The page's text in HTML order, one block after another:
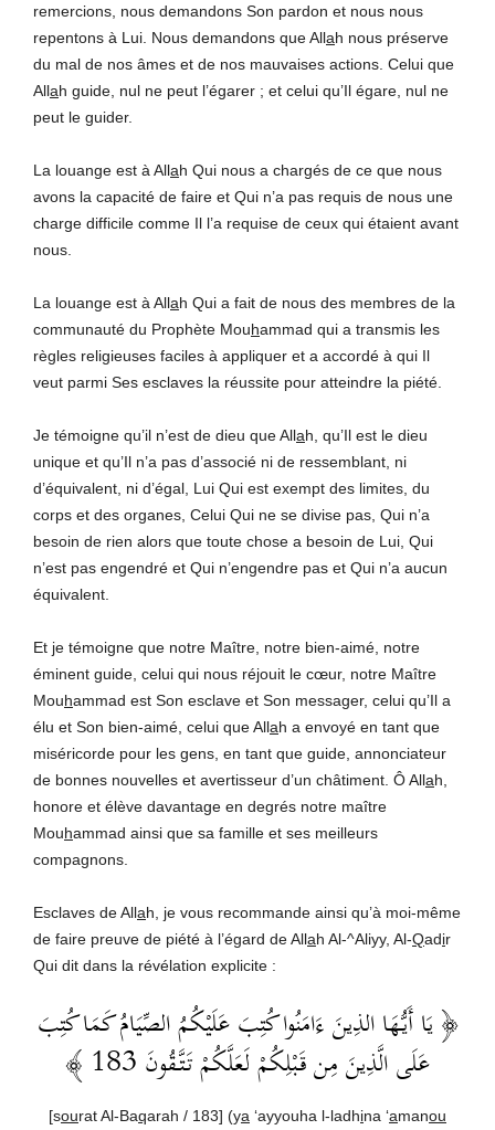
remercions, nous demandons Son pardon et nous nous
repentons à Lui. Nous demandons que Allah nous préserve
du mal de nos âmes et de nos mauvaises actions. Celui que
Allah guide, nul ne peut l’égarer ; et celui qu’Il égare, nul ne
peut le guider.
La louange est à Allah Qui nous a chargés de ce que nous
avons la capacité de faire et Qui n’a pas requis de nous une
charge difficile comme Il l’a requise de ceux qui étaient avant
nous.
La louange est à Allah Qui a fait de nous des membres de la
communauté du Prophète Mouhammad qui a transmis les
règles religieuses faciles à appliquer et a accordé à qui Il
veut parmi Ses esclaves la réussite pour atteindre la piété.
Je témoigne qu’il n’est de dieu que Allah, qu’Il est le dieu
unique et qu’Il n’a pas d’associé ni de ressemblant, ni
d’équivalent, ni d’égal, Lui Qui est exempt des limites, du
corps et des organes, Celui Qui ne se divise pas, Qui n’a
besoin de rien alors que toute chose a besoin de Lui, Qui
n’est pas engendré et Qui n’engendre pas et Qui n’a aucun
équivalent.
Et je témoigne que notre Maître, notre bien-aimé, notre
éminent guide, celui qui nous réjouit le cœur, notre Maître
Mouhammad est Son esclave et Son messager, celui qu’Il a
élu et Son bien-aimé, celui que Allah a envoyé en tant que
miséricorde pour les gens, en tant que guide, annonciateur
de bonnes nouvelles et avertisseur d’un châtiment. Ô Allah,
honore et élève davantage en degrés notre maître
Mouhammad ainsi que sa famille et ses meilleurs
compagnons.
Esclaves de Allah, je vous recommande ainsi qu’à moi-même
de faire preuve de piété à l’égard de Allah Al-^Aliyy, Al-Qadir
Qui dit dans la révélation explicite :
﴿ يَا أَيُّهَا الذِينَ ءَامَنُوا كُتِبَ عَلَيْكُمُ الصِّيَامُ كَمَا كُتِبَ
عَلَى الَّذِينَ مِن قَبْلِكُمْ لَعَلَّكُمْ تَتَّقُونَ 183 ﴾
[sourat Al-Baqarah / 183] (ya ‘ayyouha l-ladhina ‘amanou